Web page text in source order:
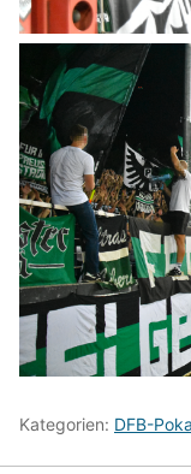
Kategorien: DFB-